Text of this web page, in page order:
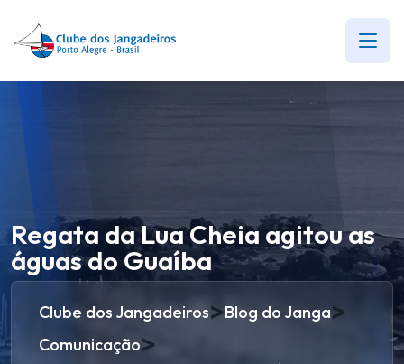
Regata da Lua Cheia agitou as
águas do Guaíba
Clube dos Jangadeiros>Blog do Janga>
Comunicação>